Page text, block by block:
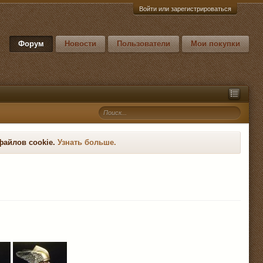
Войти или зарегистрироваться
Форум Новости Пользователи Мои покупки
cookie. Узнать больше.